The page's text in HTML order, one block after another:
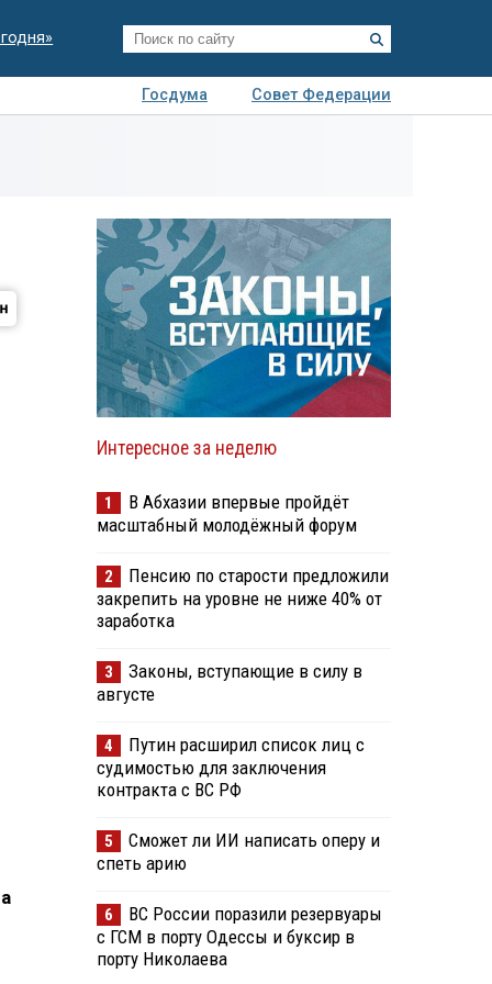
Госдума
Совет Федерации
Интересное за неделю
1
В Абхазии впервые пройдёт
масштабный молодёжный форум
2
Пенсию по старости предложили
закрепить на уровне не ниже 40% от
заработка
3
Законы, вступающие в силу в
августе
4
Путин расширил список лиц с
судимостью для заключения
контракта с ВС РФ
5
Сможет ли ИИ написать оперу и
спеть арию
6
ВС России поразили резервуары
с ГСМ в порту Одессы и буксир в
порту Николаева